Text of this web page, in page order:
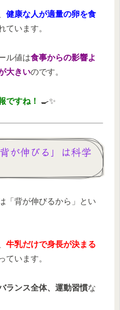
健康な人が適量の卵を食
ています。
ル値は食事からの影響よ
大きいのです。
ですね！ 🍳✨
が伸びる」は科学
「背が伸びるから」とい
牛乳だけで身長が決まる
ています。
ランス全体、運動習慣な